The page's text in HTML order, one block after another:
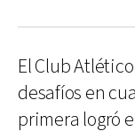
El Club
desafíos en
primera logró